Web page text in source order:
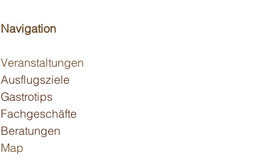
Navigation
Veranstaltungen
Ausflugsziele
Gastrotips
Fachgeschäfte
Beratungen
Map